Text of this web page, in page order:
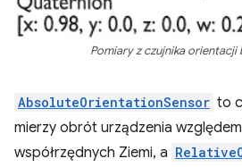
Pomiary z czujnika orientacji
AbsoluteOrientationSensor to
mierzy obrót urządzenia względem
współrzędnych Ziemi, a